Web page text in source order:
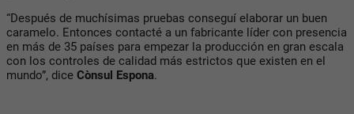
“Después de muchísimas pruebas conseguí elaborar un buen
caramelo. Entonces contacté a un fabricante líder con presencia
en más de 35 países para empezar la producción en gran escala
con los controles de calidad más estrictos que existen en el
mundo”, dice Cònsul Espona.